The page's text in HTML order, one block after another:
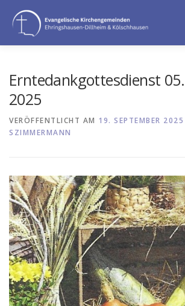
Inhalt
springen
Erntedankgottesdienst
2025
VERÖFFENTLICHT AM 19. SEPTEMBER 2025
SZIMMERMANN